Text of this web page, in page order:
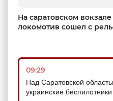
На саратовском вокзале
локомотив сошел с
09:29
Над Саратовской
украинские беспилотники